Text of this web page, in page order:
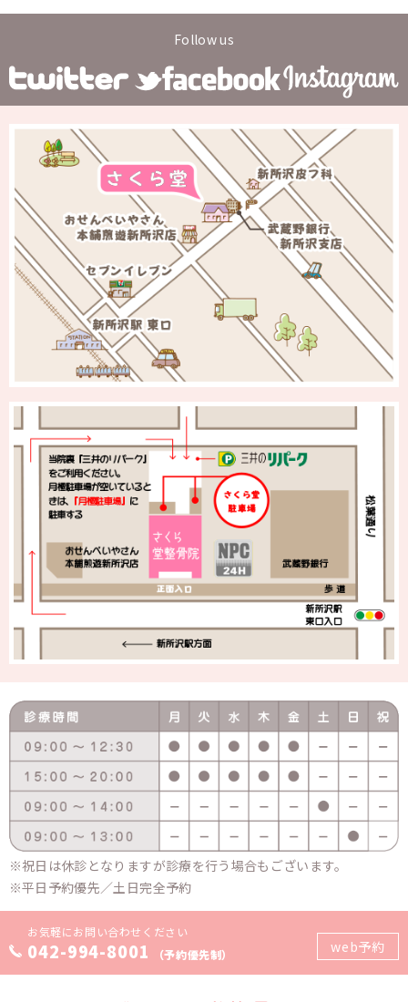
Follow us
祝日は休診となりますが診療を行う場合もございます。
平日予約優先／土日完全予約
お気軽にお問い合わせください
042-994-8001 （予約優先制） web予約